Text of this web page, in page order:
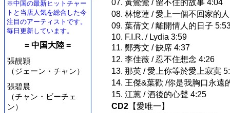
※中国の最新ヒットチャー
トと当店人気を総合した今
注目のアーティストです。
毎日更新しています。
= 中国大陸 =
張靚穎
（ジェーン・チャン）
張碧晨
（チャン・ビーチェ
ン）
07. 黃鶯鶯 / 留不住的故事 4:04
08. 林憶蓮 / 愛上一個不回家的
09. 葉蒨文 / 離開情人的日子
10. F.I.R. / Lydia 3:59
11. 鄭秀文 / 缺席 4:37
12. 李佳薇 / 忍不住想念 4:26
13. 那英 / 愛上你等於愛上寂寞
14. 王傑&葉歡 /你是我胸口永遠
15. 江蕙 / 酒後的心聲 4:25
CD2 【愛唯一】